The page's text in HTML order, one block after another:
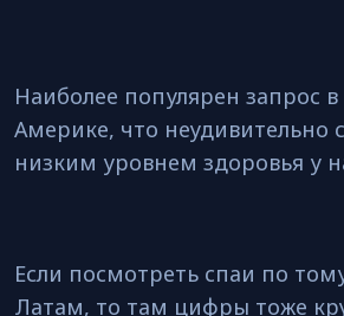
Наиболее популярен запрос
Америке, что неудивительно
низким уровнем здоровья у
Если посмотреть спаи по
Латам, то там цифры тоже